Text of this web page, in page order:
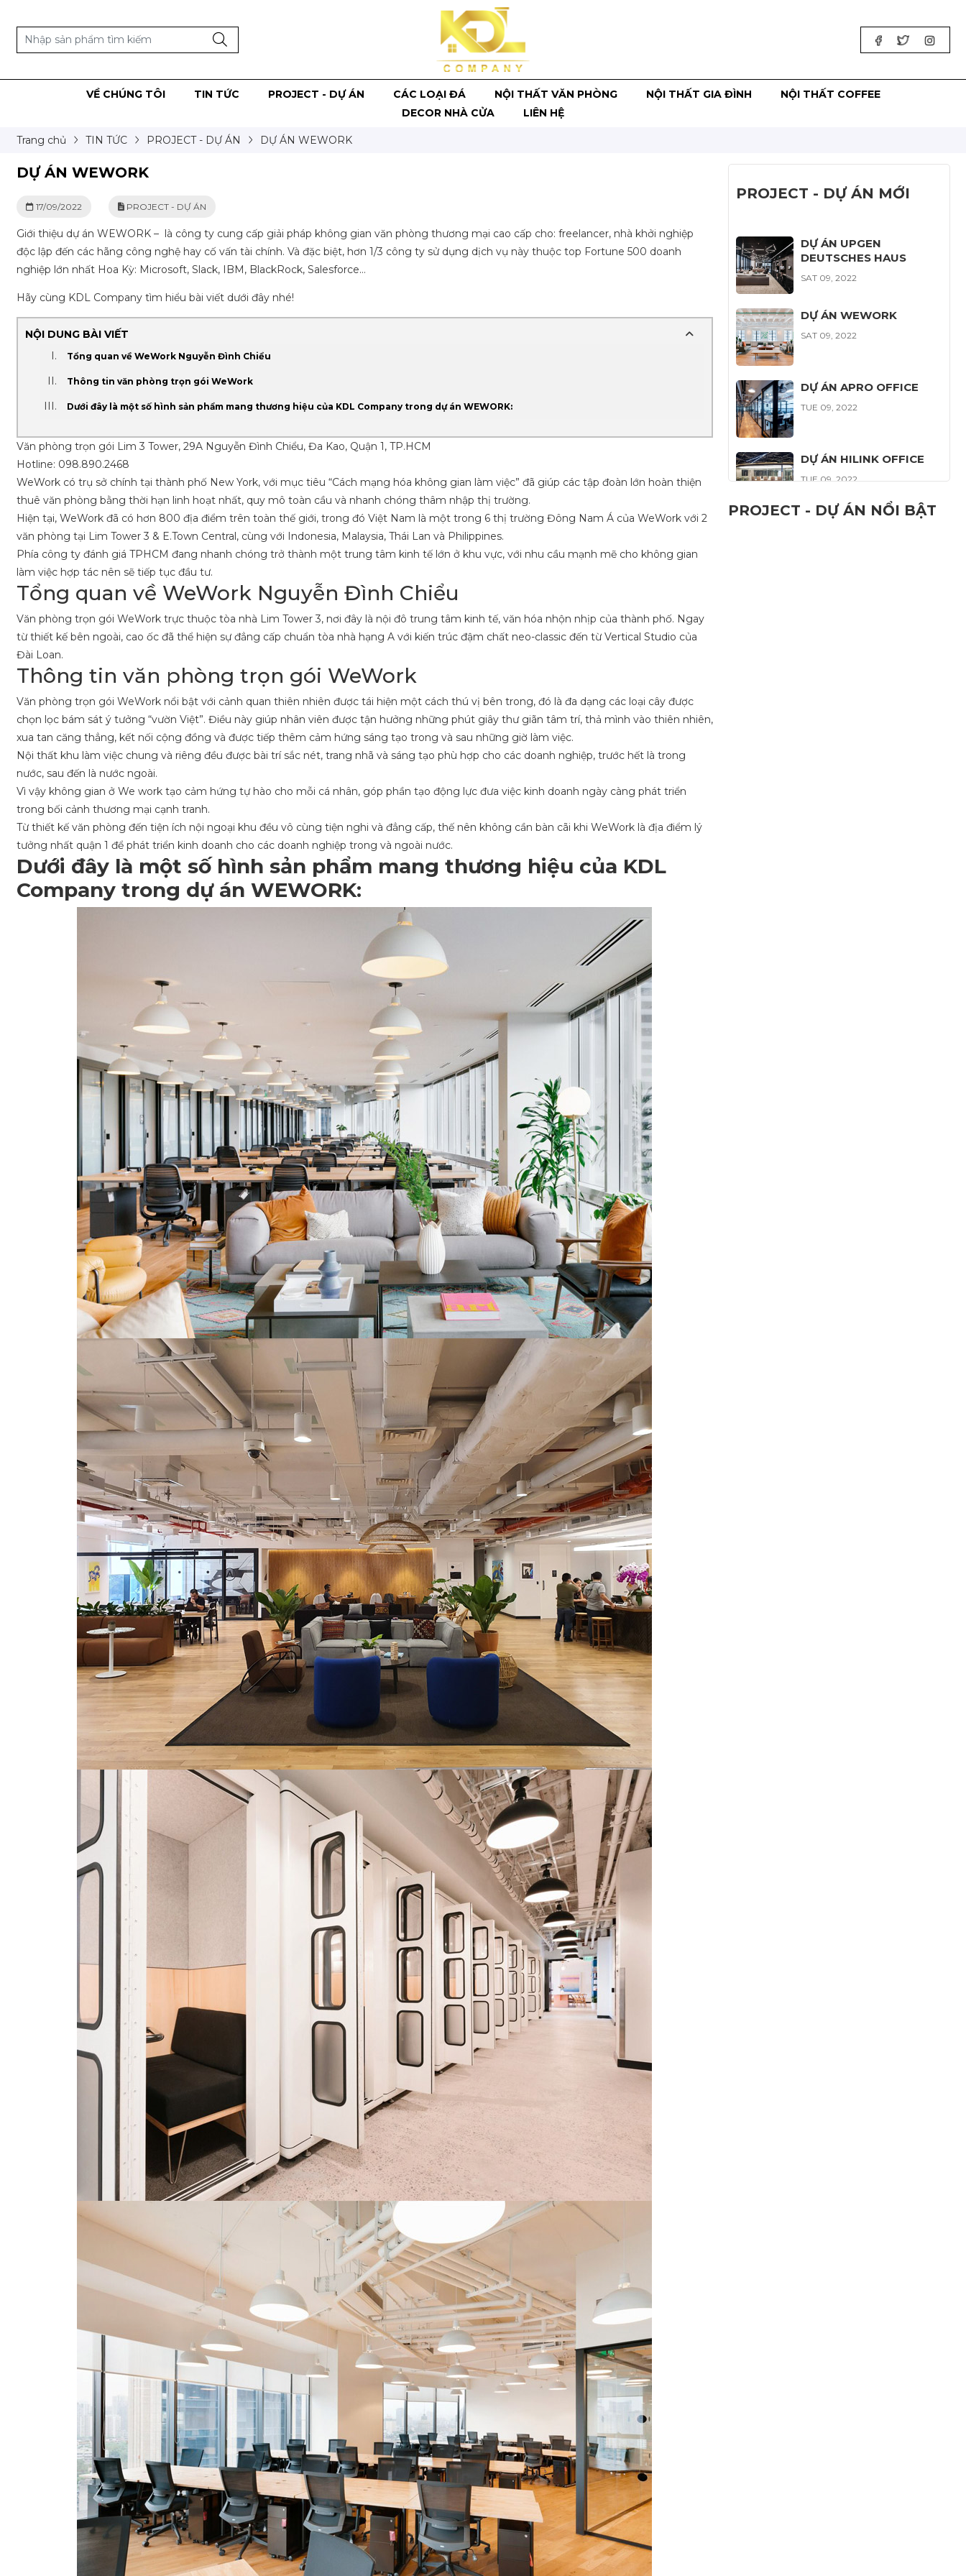
VỀ CHÚNG TÔI TIN TỨC PROJECT - DỰ ÁN CÁC LOẠI ĐÁ NỘI THẤT VĂN PHÒNG NỘI THẤT GIA ĐÌNH
NỘI THẤT COFFEE
DECOR NHÀ CỬA
LIÊN HỆ
Trang chủ TIN TỨC PROJECT - DỰ ÁN DỰ ÁN WEWORK
DỰ ÁN WEWORK
17/09/2022 PROJECT - DỰ ÁN
Giới thiệu dự án WEWORK – là công ty cung cấp giải pháp không gian văn phòng thương mại cao cấp cho: freelancer, nhà khởi nghiệp
độc lập đến các hãng công nghệ hay cố vấn tài chính. Và đặc biệt, hơn 1/3 công ty sử dụng dịch vụ này thuộc top Fortune 500 doanh
nghiệp lớn nhất Hoa Kỳ: Microsoft, Slack, IBM, BlackRock, Salesforce…
Hãy cùng KDL Company tìm hiểu bài viết dưới đây nhé!
NỘI DUNG BÀI VIẾT
Tổng quan về WeWork Nguyễn Đình Chiểu
Thông tin văn phòng trọn gói WeWork
Dưới đây là một số hình sản phẩm mang thương hiệu của KDL Company trong dự án WEWORK:
Văn phòng trọn gói Lim 3 Tower, 29A Nguyễn Đình Chiểu, Đa Kao, Quận 1, TP.HCM
Hotline: 098.890.2468
WeWork có trụ sở chính tại thành phố New York, với mục tiêu “Cách mạng hóa không gian làm việc” đã giúp các tập đoàn lớn hoàn thiện
thuê văn phòng bằng thời hạn linh hoạt nhất, quy mô toàn cầu và nhanh chóng thâm nhập thị trường.
Hiện tại, WeWork đã có hơn 800 địa điểm trên toàn thế giới, trong đó Việt Nam là một trong 6 thị trường Đông Nam Á của WeWork với 2
văn phòng tại Lim Tower 3 & E.Town Central, cùng với Indonesia, Malaysia, Thái Lan và Philippines.
Phía công ty đánh giá TPHCM đang nhanh chóng trở thành một trung tâm kinh tế lớn ở khu vực, với nhu cầu mạnh mẽ cho không gian
làm việc hợp tác nên sẽ tiếp tục đầu tư.
Tổng quan về WeWork Nguyễn Đình Chiểu
Văn phòng trọn gói WeWork trực thuộc tòa nhà Lim Tower 3, nơi đây là nội đô trung tâm kinh tế, văn hóa nhộn nhịp của thành phố. Ngay
từ thiết kế bên ngoài, cao ốc đã thể hiện sự đẳng cấp chuẩn tòa nhà hạng A với kiến trúc đậm chất neo-classic đến từ Vertical Studio của
Đài Loan.
Thông tin văn phòng trọn gói WeWork
Văn phòng trọn gói WeWork nổi bật với cảnh quan thiên nhiên được tái hiện một cách thú vị bên trong, đó là đa dạng các loại cây được
chọn lọc bám sát ý tưởng “vườn Việt”. Điều này giúp nhân viên được tận hưởng những phút giây thư giãn tâm trí, thả mình vào thiên nhiên,
xua tan căng thẳng, kết nối cộng đồng và được tiếp thêm cảm hứng sáng tạo trong và sau những giờ làm việc.
Nội thất khu làm việc chung và riêng đều được bài trí sắc nét, trang nhã và sáng tạo phù hợp cho các doanh nghiệp, trước hết là trong
nước, sau đến là nước ngoài.
Vì vậy không gian ở We work tạo cảm hứng tự hào cho mỗi cá nhân, góp phần tạo động lực đưa việc kinh doanh ngày càng phát triển
trong bối cảnh thương mại cạnh tranh.
Từ thiết kế văn phòng đến tiện ích nội ngoại khu đều vô cùng tiện nghi và đẳng cấp, thế nên không cần bàn cãi khi WeWork là địa điểm lý
tưởng nhất quận 1 để phát triển kinh doanh cho các doanh nghiệp trong và ngoài nước.
Dưới đây là một số hình sản phẩm mang thương hiệu của KDL
Company trong dự án WEWORK:
PROJECT - DỰ ÁN MỚI
DỰ ÁN UPGEN
DEUTSCHES HAUS
SAT 09, 2022
DỰ ÁN WEWORK
SAT 09, 2022
DỰ ÁN APRO OFFICE
TUE 09, 2022
DỰ ÁN HILINK OFFICE
TUE 09, 2022
PROJECT - DỰ ÁN NỔI BẬT